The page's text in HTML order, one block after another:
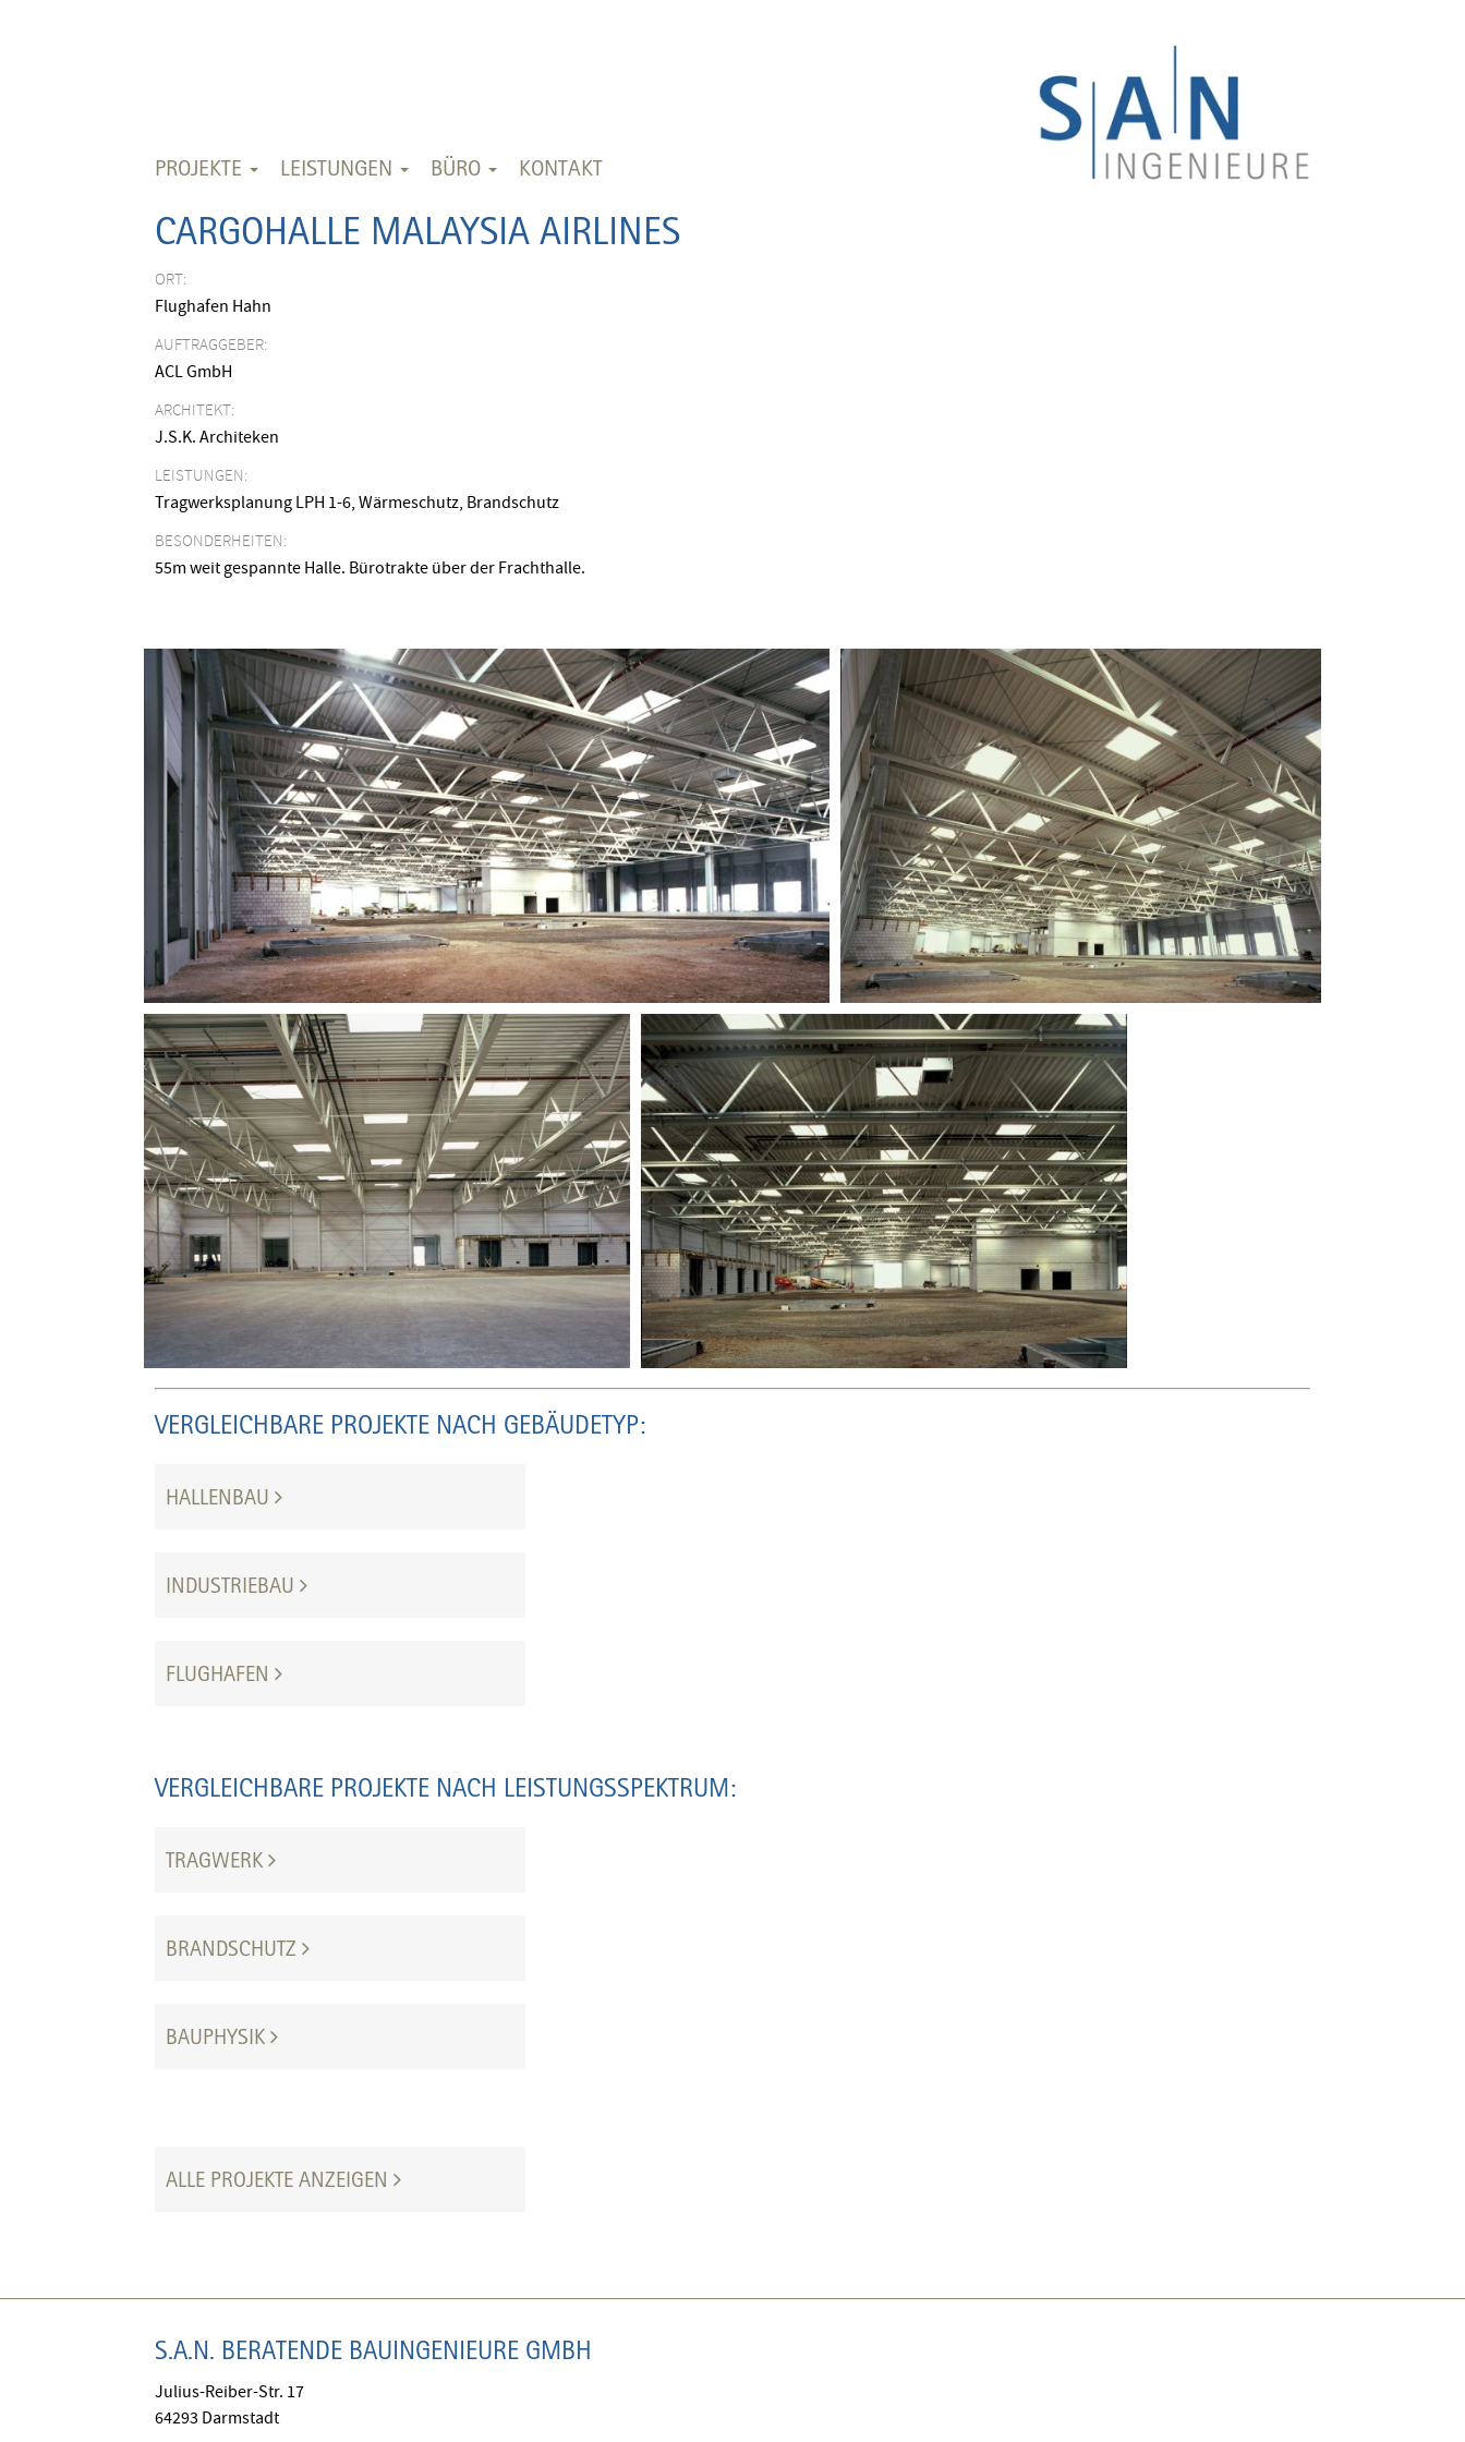
PROJEKTE LEISTUNGEN BÜRO KONTAKT
CARGOHALLE MALAYSIA AIRLINES
ORT:
Flughafen Hahn
AUFTRAGGEBER:
ACL GmbH
ARCHITEKT:
J.S.K. Architeken
LEISTUNGEN:
Tragwerksplanung LPH 1-6, Wärmeschutz, Brandschutz
BESONDERHEITEN:
55m weit gespannte Halle. Bürotrakte über der Frachthalle.
VERGLEICHBARE PROJEKTE NACH GEBÄUDETYP:
HALLENBAU
INDUSTRIEBAU
FLUGHAFEN
VERGLEICHBARE PROJEKTE NACH LEISTUNGSSPEKTRUM:
TRAGWERK
BRANDSCHUTZ
BAUPHYSIK
ALLE PROJEKTE ANZEIGEN
S.A.N. BERATENDE BAUINGENIEURE GMBH
Julius-Reiber-Str. 17
64293 Darmstadt